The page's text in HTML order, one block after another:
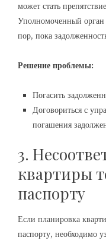
может стать
Уполномоченный орган
пор, пока
Решение проблемы:
Погасить
Договориться с
погашения
3.
квартиры
паспорту
Если планировка
паспорту, необходимо